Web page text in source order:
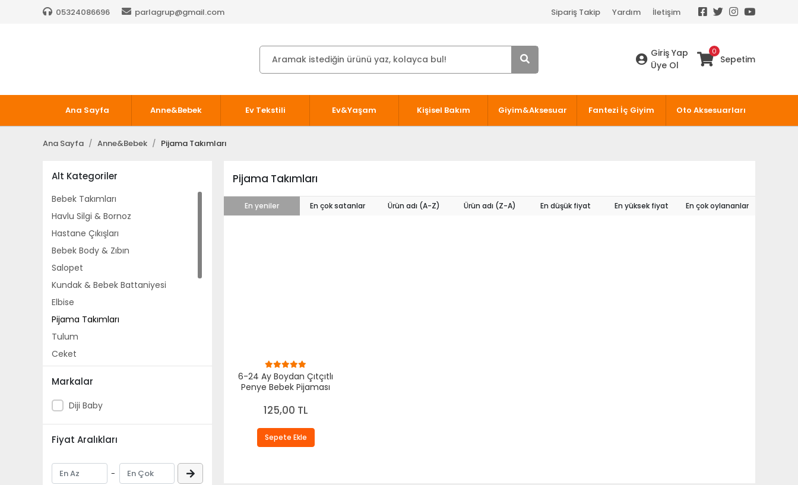
05324086696 parlagrup@gmail.com Sipariş Takip Yardım İletişim
Giriş Yap
Üye Ol
0
Sepetim
Ana Sayfa Anne&Bebek Ev Tekstili Ev&Yaşam Kişisel Bakım Giyim&Aksesuar Fantezi İç Giyim Oto Aksesuarları
Ana Sayfa Anne&Bebek Pijama Takımları
Alt Kategoriler
Bebek Takımları
Havlu Silgi & Bornoz
Hastane Çıkışları
Bebek Body & Zıbın
Salopet
Kundak & Bebek Battaniyesi
Elbise
Pijama Takımları
Tulum
Ceket
Çocuk Bebek Bakım Çantası
Uyku Arkadaşları
Atkı & Bere (Çocuk)
Mama Tabağı
Çamaşır Yıkama Torbası
Markalar
Diji Baby
Fiyat Aralıkları
-
Pijama Takımları
En yeniler En çok satanlar Ürün adı (A-Z) Ürün adı (Z-A) En düşük fiyat En yüksek fiyat En çok oylananlar
6-24 Ay Boydan Çıtçıtlı
Penye Bebek Pijaması
125,00 TL
Sepete Ekle